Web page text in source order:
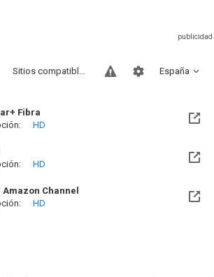
España
Sitios compatibles
Fibra
hasta el Vie, 01 Ene 2100 (Quedan 73 años)
HD
HD
Amazon Channel
HD